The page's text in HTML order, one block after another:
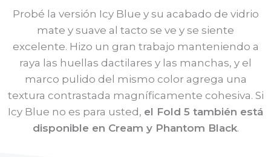
Probé la versión Icy Blue y su acabado de vidrio
mate y suave al tacto se ve y se siente
excelente. Hizo un gran trabajo manteniendo a
raya las huellas dactilares y las manchas, y el
marco pulido del mismo color agrega una
textura contrastada magníficamente cohesiva. Si
Icy Blue no es para usted, el Fold 5 también está
disponible en Cream y Phantom Black.